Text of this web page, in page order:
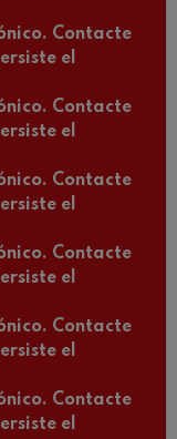
Contacte
el
Contacte
el
Contacte
el
Contacte
el
Contacte
el
Contacte
el